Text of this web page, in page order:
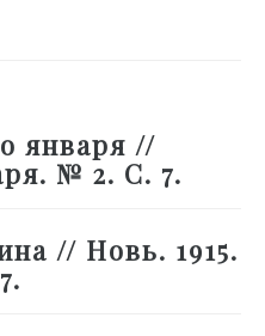
января //
№ 2. С. 7.
// Новь. 1915.